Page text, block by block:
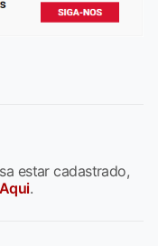
estar cadastrado,
Aqui.